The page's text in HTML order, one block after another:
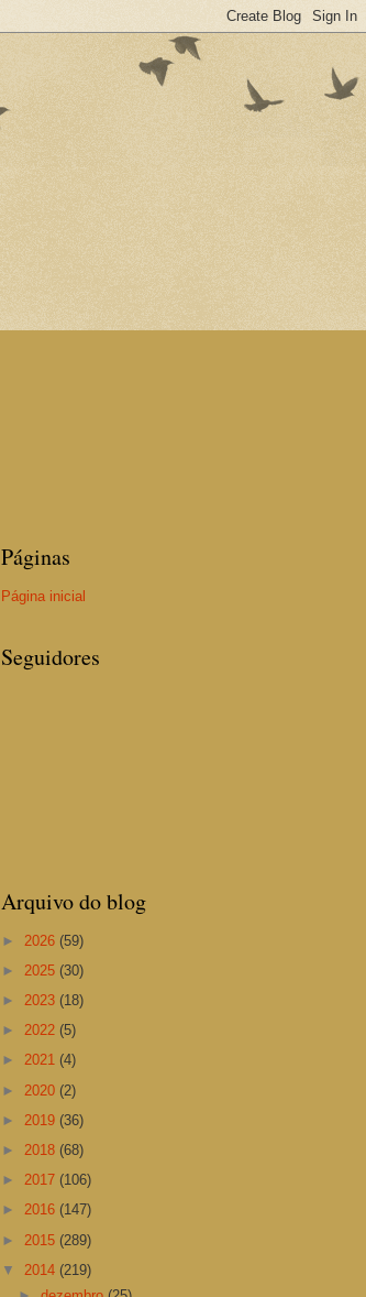
Páginas
Página inicial
Seguidores
Arquivo do blog
► 2026 (59)
► 2025 (30)
► 2023 (18)
► 2022 (5)
► 2021 (4)
► 2020 (2)
► 2019 (36)
► 2018 (68)
► 2017 (106)
► 2016 (147)
► 2015 (289)
▼ 2014 (219)